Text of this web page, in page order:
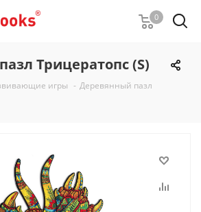
0
Трицератопс (S)
игры - Деревянный пазл